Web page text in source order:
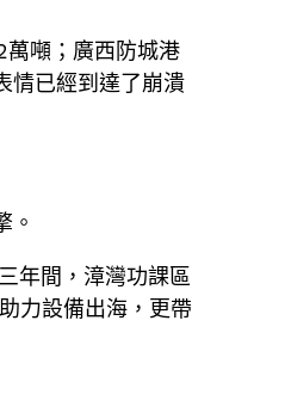
萬噸；廣西防城港
情已經到達了崩潰
。
年間，漳灣功課區
力設備出海，更帶